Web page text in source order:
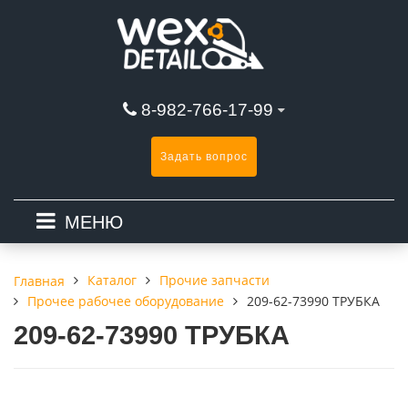
8-982-766-17-99
Задать вопрос
МЕНЮ
Главная Каталог
Прочие запчасти
Прочее рабочее оборудование
209-62-73990 ТРУБКА
209-62-73990 ТРУБКА